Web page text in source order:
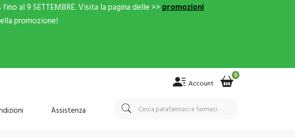
al 9 SETTEMBRE. Visita la pagina delle >> promozioni
promozione!
Account
0
Assistenza